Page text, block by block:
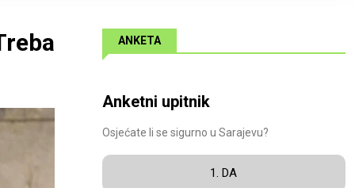
ANKETA
Anketni upitnik
Osjećate li se sigurno u Sarajevu?
1. DA